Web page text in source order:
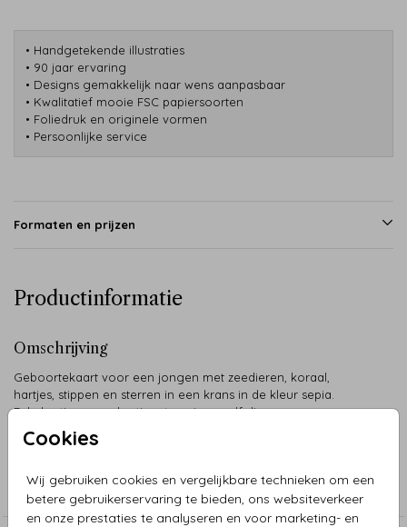
Cookies
Wij gebruiken cookies en vergelijkbare technieken om een
betere gebruikerservaring te bieden, ons websiteverkeer
en onze prestaties te analyseren en voor marketing- en
• Handgetekende illustraties
• 90 jaar ervaring
• Designs gemakkelijk naar wens aanpasbaar
• Kwalitatief mooie FSC papiersoorten
• Foliedruk en originele vormen
• Persoonlijke service
Formaten en prijzen
Productinformatie
Omschrijving
Geboortekaart voor een jongen met zeedieren, koraal,
hartjes, stippen en sterren in een krans in de kleur sepia.
Enkele stippen en hartjes staan in goudfolie.
Jongen